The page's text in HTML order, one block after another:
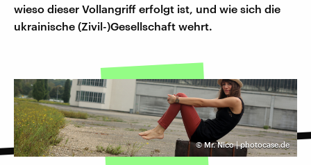
wieso dieser Vollangriff erfolgt ist, und wie sich die
ukrainische (Zivil-)Gesellschaft wehrt.
©Mr. Nico | photocase.de